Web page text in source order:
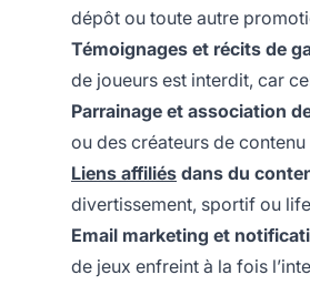
dépôt ou toute autre
Témoignages et récits de
de joueurs est interdit, car
Parrainage et association
ou des créateurs de
Liens affiliés dans du
divertissement, sportif ou
Email marketing et
de jeux enfreint à la fois